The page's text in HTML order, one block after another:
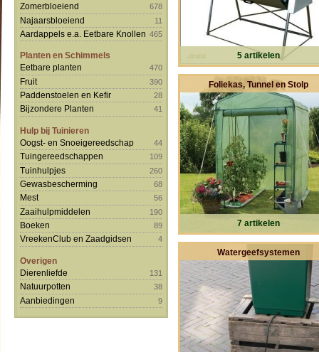
Zomerbloeiend 678
Najaarsbloeiend 11
Aardappels e.a. Eetbare Knollen 465
Planten en Schimmels
Eetbare planten
470
Fruit 390
Paddenstoelen en Kefir 28
Bijzondere Planten 41
Hulp bij Tuinieren
Oogst- en Snoeigereedschap
44
Tuingereedschappen 109
Tuinhulpjes 260
Gewasbescherming 68
Mest 56
Zaaihulpmiddelen 190
Boeken 89
VreekenClub en Zaadgidsen 4
Overigen
Dierenliefde
131
Natuurpotten 38
Aanbiedingen 9
5 artikelen
Foliekas, Tunnel en Stolp
7 artikelen
Watergeefsystemen